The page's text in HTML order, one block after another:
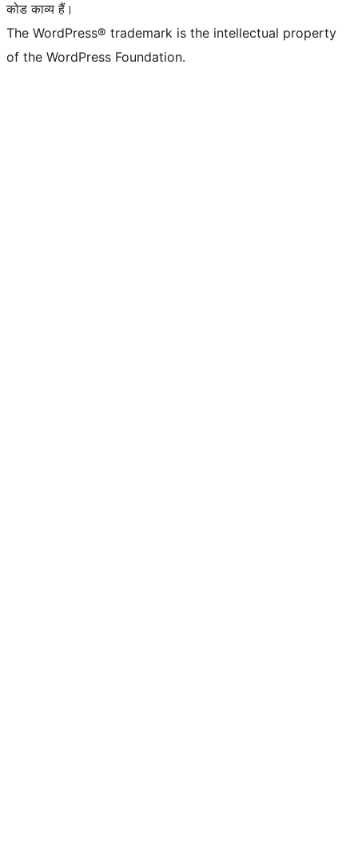
कोड काव्य हैं।
The WordPress® trademark is the intellectual property
of the WordPress Foundation.